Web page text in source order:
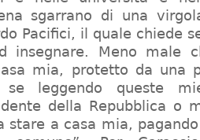
sgarrano di una
Pacifici, il quale chiede
insegnare. Meno male
mia, protetto da una
leggendo queste
della Repubblica o
stare a casa mia,